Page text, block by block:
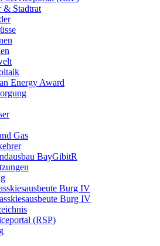
& Stadtrat
Energy Award
Gas
BayGibitR
Burg IV
Burg IV
(RSP)